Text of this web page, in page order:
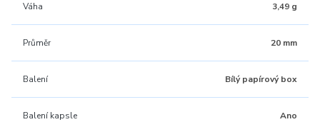
Váha 3,49 g
Průměr 20 mm
Balení Bílý papírový box
Balení kapsle Ano